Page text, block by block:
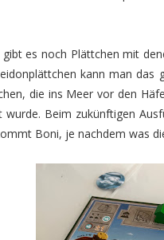
gibt es noch Plättchen mit
kann man das
die ins Meer vor den
wurde. Beim zukünftigen
Boni, je nachdem was